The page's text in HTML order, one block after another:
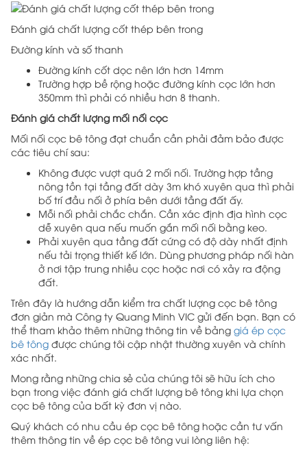
Đánh giá chất lượng cốt thép bên trong
Đường kính và số thanh
Đường kính cốt dọc nên lớn hơn 14mm
Trường hợp bề rộng hoặc đường kính cọc lớn hơn
350mm thì phải có nhiều hơn 8 thanh.
Đánh giá chất lượng mối nối cọc
Mối nối cọc bê tông đạt chuẩn cần phải đảm bảo được
các tiêu chí sau:
Không được vượt quá 2 mối nối. Trường hợp tầng
nông tồn tại tầng đất dày 3m khó xuyên qua thì phải
bố trí đầu nối ở phía bên dưới tầng đất ấy.
Mỗi nối phải chắc chắn. Cần xác định địa hình cọc
dễ xuyên qua nếu muốn gắn mối nối bằng keo.
Phải xuyên qua tầng đất cứng có độ dày nhất định
nếu tải trọng thiết kế lớn. Dùng phương pháp nối hàn
ở nơi tập trung nhiều cọc hoặc nơi có xảy ra động
đất.
Trên đây là hướng dẫn kiểm tra chất lượng cọc bê tông
đơn giản mà Công ty Quang Minh VIC gửi đến bạn. Bạn có
thể tham khảo thêm những thông tin về bảng giá ép cọc
bê tông được chúng tôi cập nhật thường xuyên và chính
xác nhất.
Mong rằng những chia sẻ của chúng tôi sẽ hữu ích cho
bạn trong việc đánh giá chất lượng bê tông khi lựa chọn
cọc bê tông của bất kỳ đơn vị nào.
Quý khách có nhu cầu ép cọc bê tông hoặc cần tư vấn
thêm thông tin về ép cọc bê tông vui lòng liên hệ: